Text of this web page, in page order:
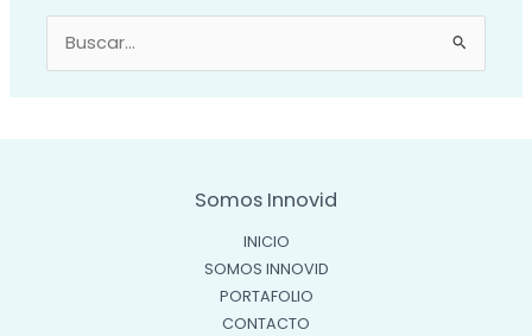
Buscar
por:
Somos Innovid
INICIO
SOMOS INNOVID
PORTAFOLIO
CONTACTO